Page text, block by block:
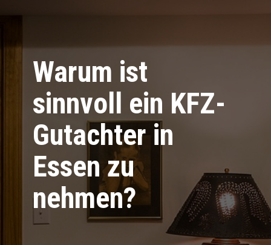
Warum ist
sinnvoll ein KFZ-
Gutachter in
Essen zu
nehmen?